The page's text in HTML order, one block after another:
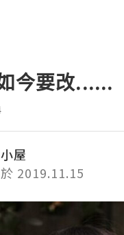
今要改......
屋
2019.11.15